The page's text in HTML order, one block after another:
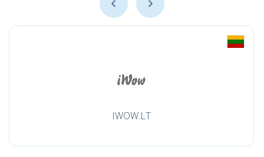
IWOW.LT